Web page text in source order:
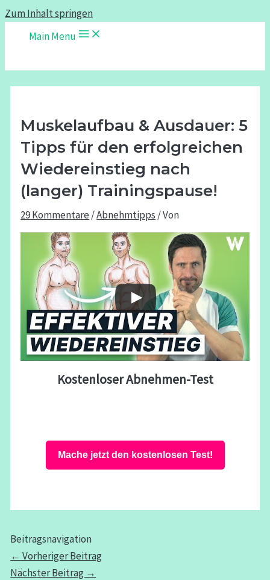
Zum Inhalt springen
Main Menu
Muskelaufbau & Ausdauer: 5
Tipps für den erfolgreichen
Wiedereinstieg nach
(langer) Trainingspause!
29 Kommentare /Abnehmtipps / Von
Kostenloser Abnehmen-Test
Mache jetzt den kostenlosen Test!
Beitragsnavigation
← Vorheriger Beitrag
Nächster Beitrag →